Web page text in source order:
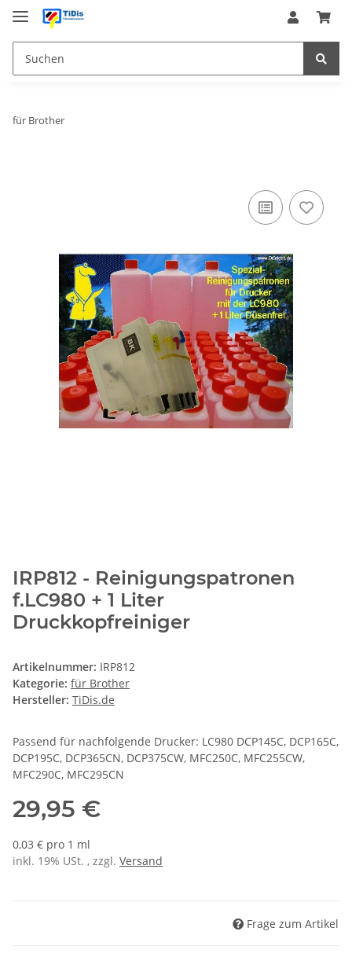
für Brother
IRP812 - Reinigungspatronen
f.LC980 + 1 Liter
Druckkopfreiniger
Artikelnummer: IRP812
Kategorie: für Brother
Hersteller: TiDis.de
Passend für nachfolgende Drucker: LC980 DCP145C, DCP165C,
DCP195C, DCP365CN, DCP375CW, MFC250C, MFC255CW,
MFC290C, MFC295CN
29,95 €
0,03 € pro 1 ml
inkl. 19% USt. , zzgl. Versand
Frage zum Artikel